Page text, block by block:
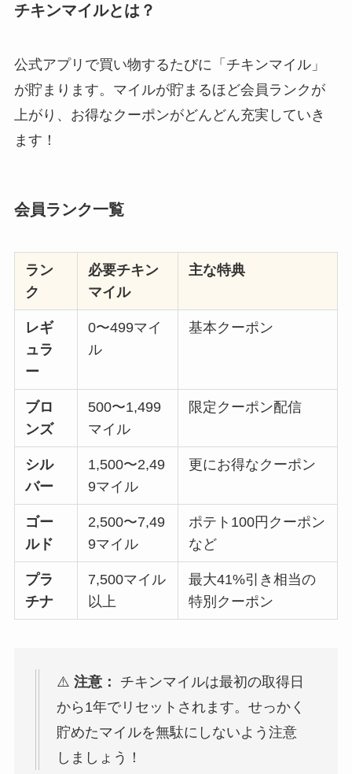
チキンマイルとは？
公式アプリで買い物するたびに「チキンマイル」
が貯まります。マイルが貯まるほど会員ランクが
上がり、お得なクーポンがどんどん充実していき
ます！
会員ランク一覧
ラン
ク
必要チキン
マイル
主な特典
レギ
ュラ
ー
0〜499マイ
ル
基本クーポン
ブロ
ンズ
500〜1,499
マイル
限定クーポン配信
シル
バー
1,500〜2,49
9マイル
更にお得なクーポン
ゴー
ルド
2,500〜7,49
9マイル
ポテト100円クーポン
など
プラ
チナ
7,500マイル
以上
最大41%引き相当の
特別クーポン
⚠️ 注意：
チキンマイルは最初の取得日
から1年でリセットされます。せっかく
貯めたマイルを無駄にしないよう注意
しましょう！